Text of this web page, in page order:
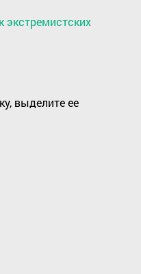
экстремистских
выделите ее